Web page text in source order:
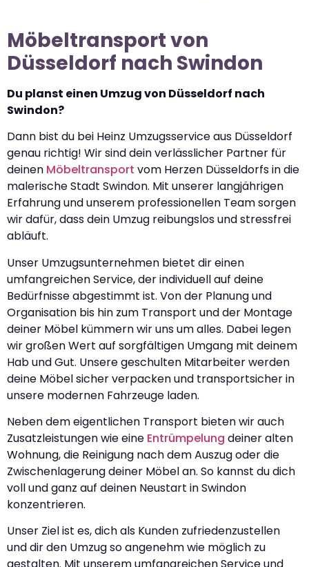
Möbeltransport von
Düsseldorf nach Swindon
Du planst einen Umzug von Düsseldorf nach
Swindon?
Dann bist du bei Heinz Umzugsservice aus Düsseldorf
genau richtig! Wir sind dein verlässlicher Partner für
deinen Möbeltransport vom Herzen Düsseldorfs in die
malerische Stadt Swindon. Mit unserer langjährigen
Erfahrung und unserem professionellen Team sorgen
wir dafür, dass dein Umzug reibungslos und stressfrei
abläuft.
Unser Umzugsunternehmen bietet dir einen
umfangreichen Service, der individuell auf deine
Bedürfnisse abgestimmt ist. Von der Planung und
Organisation bis hin zum Transport und der Montage
deiner Möbel kümmern wir uns um alles. Dabei legen
wir großen Wert auf sorgfältigen Umgang mit deinem
Hab und Gut. Unsere geschulten Mitarbeiter werden
deine Möbel sicher verpacken und transportsicher in
unsere modernen Fahrzeuge laden.
Neben dem eigentlichen Transport bieten wir auch
Zusatzleistungen wie eine Entrümpelung deiner alten
Wohnung, die Reinigung nach dem Auszug oder die
Zwischenlagerung deiner Möbel an. So kannst du dich
voll und ganz auf deinen Neustart in Swindon
konzentrieren.
Unser Ziel ist es, dich als Kunden zufriedenzustellen
und dir den Umzug so angenehm wie möglich zu